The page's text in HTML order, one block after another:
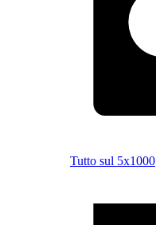
Tutto sul 5x1000